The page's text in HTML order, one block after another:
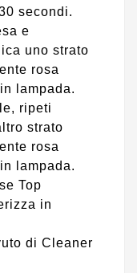
secondi.
e
uno strato
rosa
lampada.
ripeti
strato
rosa
lampada.
Top
in
di Cleaner